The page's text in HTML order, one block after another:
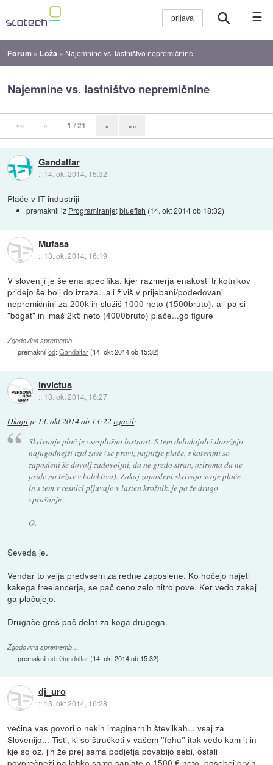
☰
Forum » Loža » Najemnine vs. lastništvo nepremičnine
Najemnine vs. lastništvo nepremičnine
«« « 1 / 21 » »»
Gandalfar
:: 14. okt 2014, 15:32
Plače v IT industriji
premaknil iz Programiranje:bluefish (14. okt 2014 ob 18:32)
Mufasa
:: 13. okt 2014, 16:19
V sloveniji je še ena specifika, kjer razmerja enakosti trikotnikov
pridejo še bolj do izraza...ali živiš v prijebani/podedovani
nepremičnini za 200k in služiš 1000 neto (1500bruto), ali pa si
"bogat" in imaš 2k€ neto (4000bruto) plače...go figure
Zgodovina sprememb…
premaknilod:Gandalfar(14. okt 2014 ob 15:32)
Invictus
:: 13. okt 2014, 16:27
Okapi je 13. okt 2014 ob 13:22 izjavil:
Skrivanje plač je vsesplošna lastnost. S tem delodajalci dosežejo
najugodnejši izid zase (se pravi, najnižje plače, s katerimi so
zaposleni še dovolj zadovoljni, da ne gredo stran, oziroma da ne
pride no težav v kolektivu). Zakaj zaposleni skrivajo svoje plače
in s tem v resnici pljuvajo v lasten krožnik, je pa že drugo
vprašanje.
O.
Seveda je.
Vendar to velja predvsem za redne zaposlene. Ko hočejo najeti
kakega freelancerja, se pač ceno zelo hitro pove. Ker vedo zakaj
ga plačujejo.
Drugače greš pač delat za koga drugega.
Zgodovina sprememb…
premaknilod:Gandalfar(14. okt 2014 ob 15:32)
dj_uro
:: 13. okt 2014, 16:28
večina vas govori o nekih imaginarnih številkah... vsaj za
Slovenijo... Tisti, ki so štručkoti v vašem ''fohu'' itak vedo kam it in
kje so oz. jih že prej sama podjetja povabijo sebi, ostali